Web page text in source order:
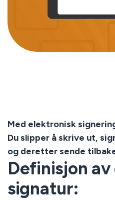
Med elektronisk
Du slipper å skrive ut,
og deretter sende
Definisjon
signatur: